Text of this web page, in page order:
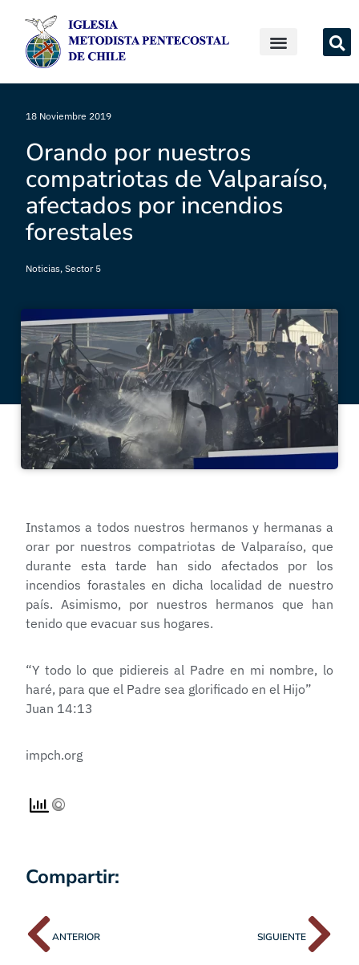
18 Noviembre 2019
Orando por nuestros
compatriotas de Valparaíso,
afectados por incendios
forestales
Noticias, Sector 5
Instamos a todos nuestros hermanos y hermanas a
orar por nuestros compatriotas de Valparaíso, que
durante esta tarde han sido afectados por los
incendios forastales en dicha localidad de nuestro
país. Asimismo, por nuestros hermanos que han
tenido que evacuar sus hogares.
“Y todo lo que pidiereis al Padre en mi nombre, lo
haré, para que el Padre sea glorificado en el Hijo”
Juan 14:13
impch.org
Compartir:
ANTERIOR SIGUIENTE